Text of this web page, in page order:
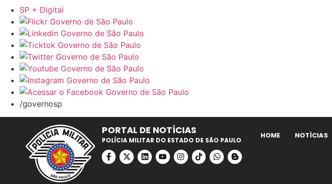
SP + Digital
/governosp
PORTAL DE NOTÍCIAS
POLÍCIA MILITAR DO ESTADO DE SÃO PAULO
HOME NOTÍCIAS